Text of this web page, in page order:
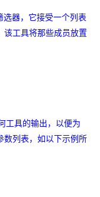
器，它接受一个列表
该工具将那些成员放置
工具的输出，以便为
数列表，如以下示例所